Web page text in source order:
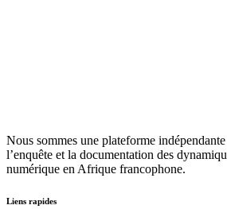
Nous sommes une plateforme indépendante
l’enquête et la documentation des
numérique en Afrique francophone.
Liens rapides